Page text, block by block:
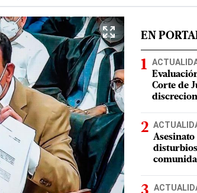
EN
Corte de